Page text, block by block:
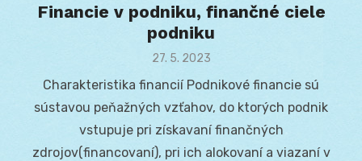
Financie v podniku, finančné ciele
podniku
Posted
27. 5. 2023
Charakteristika financií Podnikové financie sú
sústavou peňažných vzťahov, do ktorých podnik
vstupuje pri získavaní finančných
zdrojov(financovaní), pri ich alokovaní a viazaní v